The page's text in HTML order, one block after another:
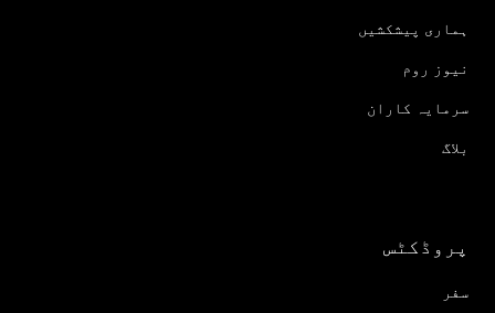
ہماری پیشکشیں
نیوز روم
سرمایہ کاران
بلاگ
پروڈکٹس
سفر